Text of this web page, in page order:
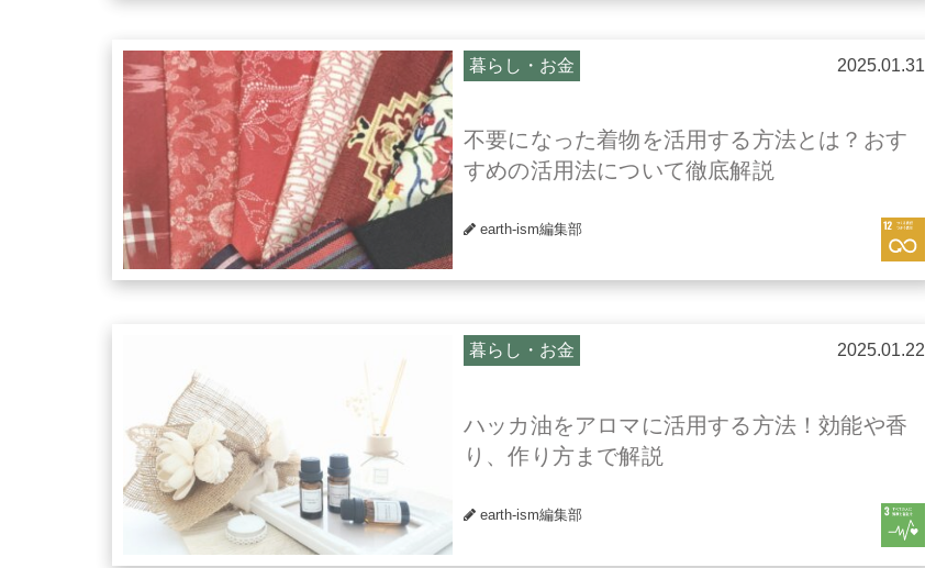
暮らし・お金 2025.01.31
不要になった着物を活用する方法とは？おす
すめの活用法について徹底解説
earth-ism編集部
暮らし・お金 2025.01.22
ハッカ油をアロマに活用する方法！効能や香
り、作り方まで解説
earth-ism編集部